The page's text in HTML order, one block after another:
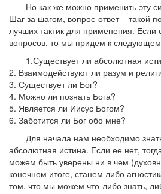
Но как же можно применить эту
Шаг за шагом, вопрос-ответ – такой
лучших тактик для применения. Если
вопросов, то мы придем к
1.Существует ли абсолютная
2. Взаимодействуют ли разум и
3. Существует ли Бог?
4. Можно ли познать Бога?
5. Является ли Иисус Богом?
6. Заботится ли Бог обо мне?
Для начала нам необходимо
абсолютная истина. Если ее нет,
можем быть уверены ни в чем
конечном итоге, станем либо
том, что мы можем что-либо знать,